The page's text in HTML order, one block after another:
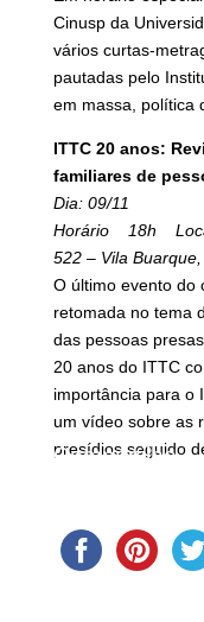
Cinusp da
vários curtas-
pautadas pelo
em massa, política
ITTC 20 anos:
familiares de
Dia: 09/11
Horário 18h
522 – Vila
O último evento do
retomada no tema
das pessoas
20 anos do ITTC
importância para o
um vídeo sobre as
presídios seguido
Compartilhe